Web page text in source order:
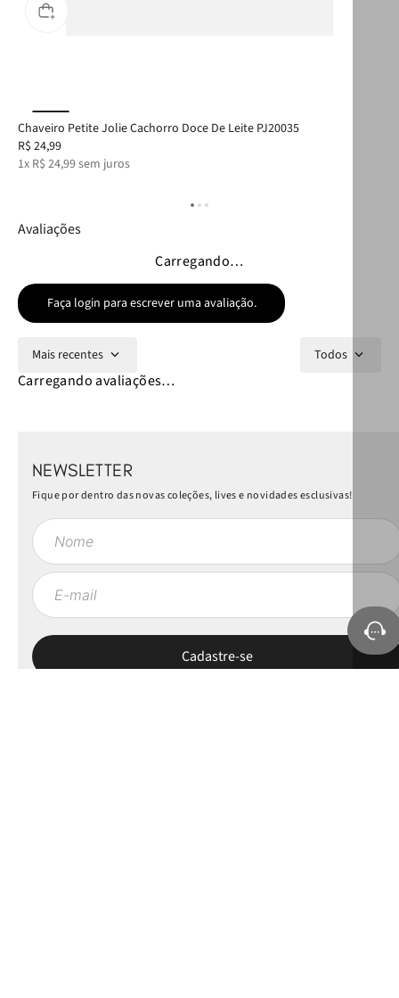
Chaveiro Petite Jolie Cachorro Doce De Leite PJ20035
R$ 24,99
1x R$ 24,99sem juros
Avaliações
Carregando…
Faça login para escrever uma avaliação.
Mais recentes Todos
Carregando avaliações…
NEWSLETTER
Fique por dentro das novas coleções, lives e novidades esclusivas!